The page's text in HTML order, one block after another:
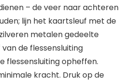
– de veer naar achteren
lijn het kaartsleuf met de
metalen gedeelte
de flessensluiting
flessensluiting opheffen.
kracht. Druk op de